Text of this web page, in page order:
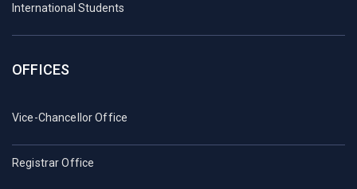
International Students
OFFICES
Vice-Chancellor Office
Registrar Office